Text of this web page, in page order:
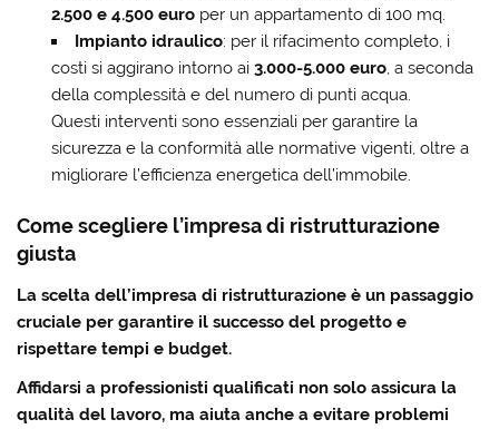
2.500 e 4.500 europer un appartamento di 100 mq.
Impianto idraulico: per il rifacimento completo, i
costi si aggirano intorno ai 3.000-5.000 euro, a seconda
della complessità e del numero di punti acqua.
Questi interventi sono essenziali per garantire la
sicurezza e la conformità alle normative vigenti, oltre a
migliorare l’efficienza energetica dell’immobile.
Come scegliere l’impresa di ristrutturazione
giusta
Lascelta dell’impresa di ristrutturazione è un passaggio
cruciale per garantire il successo del progetto e
rispettare tempi e budget.
Affidarsi a professionisti qualificati non soloassicura la
qualità del lavoro, ma aiuta anche a evitare problemi